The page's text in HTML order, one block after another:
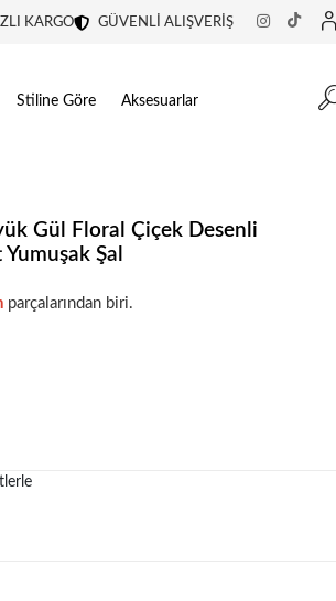
KARGO GÜVENLİ ALIŞVERİŞ
Stiline Göre Aksesuarlar
Gül Floral Çiçek Desenli
Şal
parçalarından biri.